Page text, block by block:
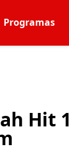
Programas
Hit